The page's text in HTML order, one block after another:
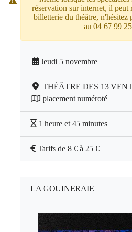
réservation sur internet, il peut
billetterie du théâtre, n'hésitez
au 04 67 99
Jeudi 5 novembre
THÉÂTRE DES 13
placement numéroté
1 heure et 45 minutes
Tarifs de 8 € à 25 €
LA GOUINERAIE